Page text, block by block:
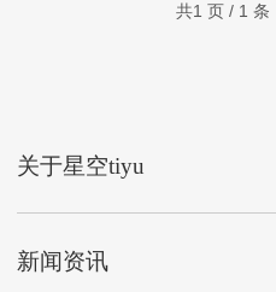
共1 页 / 1 条
关于星空tiyu
新闻资讯